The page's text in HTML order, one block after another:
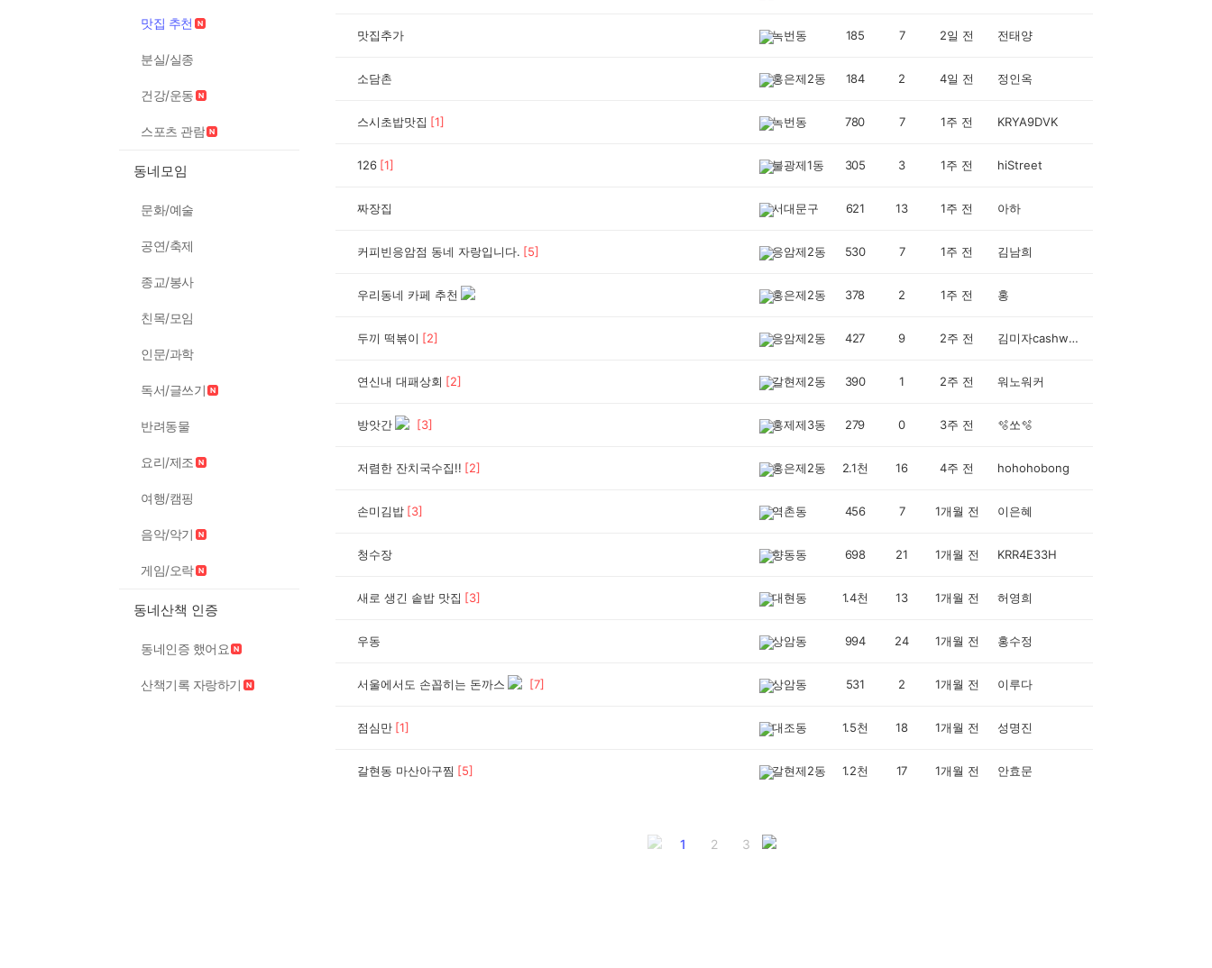
맛집 추천
분실/실종
건강/운동
스포츠 관람
동네모임
문화/예술
공연/축제
종교/봉사
친목/모임
인문/과학
독서/글쓰기
반려동물
요리/제조
여행/캠핑
음악/악기
게임/오락
동네산책 인증
동네인증 했어요
산책기록 자랑하기
맛집추가 녹번동 185 7 2일 전 전태양
소담촌 홍은제2동 184 2 4일 전 정인옥
스시초밥맛집 [1] 녹번동 780 7 1주 전 KRYA9DVK
126 [1] 불광제1동 305 3 1주 전 hiStreet
짜장집 서대문구 621 13 1주 전 아하
커피빈응암점 동네 자랑입니다. [5] 응암제2동 530 7 1주 전 김남희
우리동네 카페 추천 홍은제2동 378 2 1주 전 홍
두끼 떡볶이 [2] 응암제2동 427 9 2주 전 김미자cashwalker
연신내 대패상회 [2] 갈현제2동 390 1 2주 전 워노워커
방앗간 [3] 홍제제3동 279 0 3주 전 🫧쏘🫧
저렴한 잔치국수집!! [2] 홍은제2동 2.1천 16 4주 전 hohohobong
손미김밥 [3] 역촌동 456 7 1개월 전 이은혜
청수장 향동동 698 21 1개월 전 KRR4E33H
새로 생긴 솥밥 맛집 [3] 대현동 1.4천 13 1개월 전 허영희
우동 상암동 994 24 1개월 전 홍수정
서울에서도 손꼽히는 돈까스 [7] 상암동 531 2 1개월 전 이루다
점심만 [1] 대조동 1.5천 18 1개월 전 성명진
갈현동 마산아구찜 [5] 갈현제2동 1.2천 17 1개월 전 안효문
1 2 3